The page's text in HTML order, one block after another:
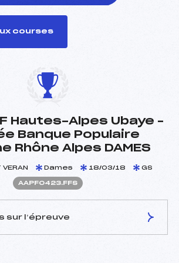
courses
Hautes-Alpes Ubaye –
Banque Populaire
Rhône Alpes DAMES
VERAN Dames 18/03/18 GS
AAPF0423.FFS
sur l’épreuve